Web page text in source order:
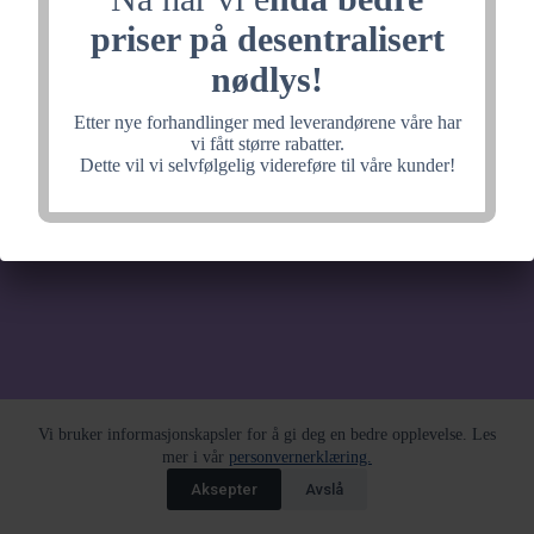
priser på desentralisert
nødlys!
Etter nye forhandlinger med leverandørene våre har
vi fått større rabatter.
Dette vil vi selvfølgelig videreføre til våre kunder!
Vi bruker informasjonskapsler for å gi deg en bedre opplevelse. Les
mer i vår personvernerklæring.
Aksepter
Avslå
noe fantastisk, velkommen
tilbake litt senere.